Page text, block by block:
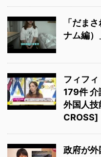
「だま
ナム編）
フィフ
179件 介
外国人
CROSS]
政府が外